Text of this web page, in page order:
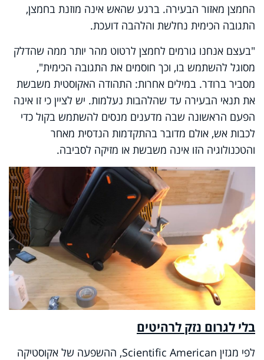
החמצן מאזור הבעירה. ברגע שהאש אינה מוזנת בחמצן,
התגובה הכימית נחלשת והלהבה דועכת.
"בעצם אנחנו גורמים לחמצן לרטוט מהר יותר ממה שהדלק
מסוגל להשתמש בו, וכך חוסמים את התגובה הכימית",
מסביר ברודר. במילים אחרות: התהודה האקוסטית משבשת
את תנאי הבעירה עד שהלהבות נעלמות. יש לציין כי זו אינה
הפעם הראשונה שבה מדענים מנסים להשתמש בקול כדי
לכבות אש, אולם מדובר בהתקדמות הנדסית מאחר
והטכנולוגיה הזו אינה משבשת או מזיקה לסביבה.
בלי לגרום נזק לרהיטים
לפי מגזין Scientific American, ההשפעה של אקוסטיקה